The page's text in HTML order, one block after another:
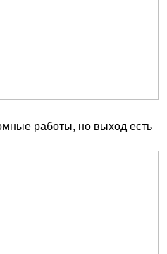
работы, но выход есть